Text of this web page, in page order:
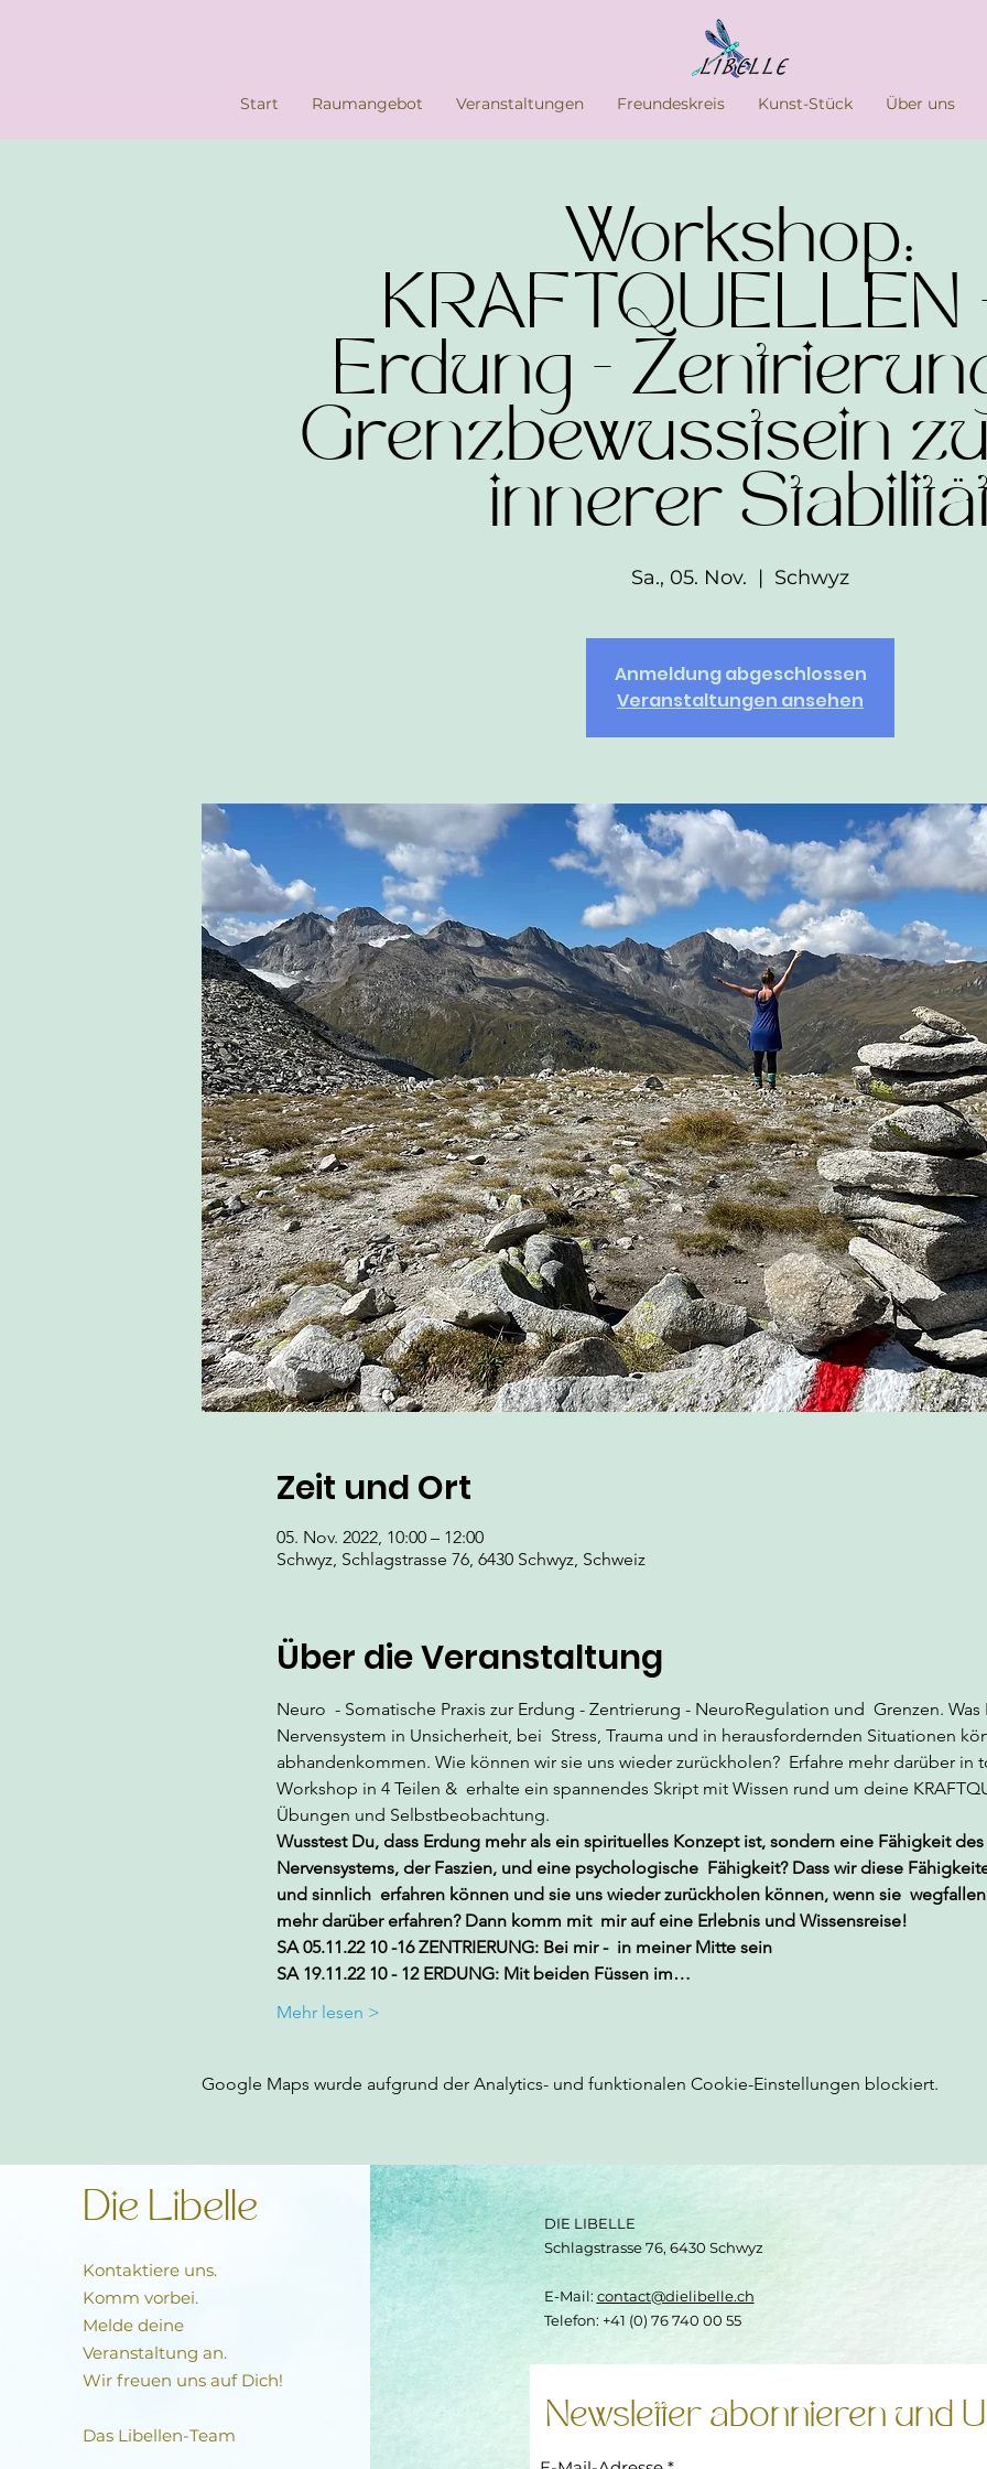
Start Raumangebot Veranstaltungen Freundeskreis Kunst-Stück Über uns
Workshop:
KRAFTQUELLEN
Erdung -
Grenzbewusstsein
innerer
Sa., 05. Nov.
  |
Schwyz
Anmeldung abgeschlossen
Veranstaltungen ansehen
Zeit und Ort
05. Nov. 2022, 10:00 – 12:00
Schwyz, Schlagstrasse 76, 6430 Schwyz, Schweiz
Über die Veranstaltung
Neuro  - Somatische Praxis zur Erdung - Zentrierung - NeuroRegulation und  Grenzen.
Nervensystem in Unsicherheit, bei  Stress, Trauma und in herausfordernden Situationen
abhandenkommen. Wie können wir sie uns wieder zurückholen?  Erfahre mehr darüber in
Workshop in 4 Teilen &  erhalte ein spannendes Skript mit Wissen rund um deine
Übungen und Selbstbeobachtung.
Wusstest Du, dass Erdung mehr als ein spirituelles Konzept ist, sondern eine Fähigkeit
Nervensystems, der Faszien, und eine psychologische  Fähigkeit? Dass wir diese
und sinnlich  erfahren können und sie uns wieder zurückholen können, wenn sie
mehr darüber erfahren? Dann komm mit  mir auf eine Erlebnis und Wissensreise!
SA 05.11.22 10 -16 ZENTRIERUNG: Bei mir -  in meiner Mitte sein
SA 19.11.22 10 - 12 ERDUNG: Mit beiden Füssen im…
Mehr lesen >
Google Maps wurde aufgrund der Analytics- und funktionalen Cookie-Einstellungen blockiert.
Die Libelle
Kontaktiere uns.
Komm vorbei.
Melde deine
Veranstaltung an.
Wir freuen uns auf Dich!
Das Libellen-Team​
DIE LIBELLE
Schlagstrasse 76, 6430 Schwyz
E-Mail: contact@dielibelle.ch
Telefon: +41 (0) 76 740 00 55
Newsletter abonnieren und